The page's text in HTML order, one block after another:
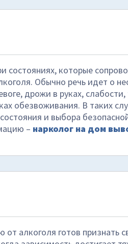
состояниях, которые
Обычно речь идет о
дрожи в руках,
обезвоживания. В таких
и выбора
– нарколог на дом
алкоголя готов признать